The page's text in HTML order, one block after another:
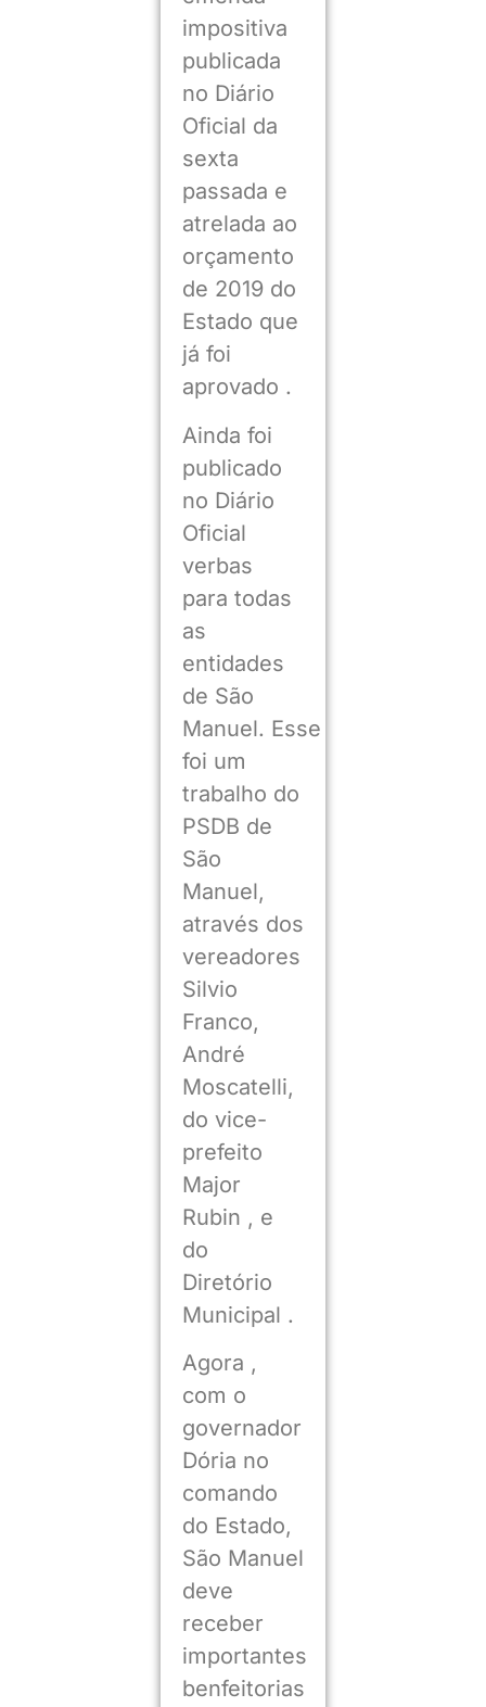
impositiva
publicada
no Diário
Oficial da
sexta
passada e
atrelada ao
orçamento
de 2019 do
Estado que
já foi
aprovado .
Ainda foi
publicado
no Diário
Oficial
verbas
para todas
as
entidades
de São
Manuel. Esse
foi um
trabalho do
PSDB de
São
Manuel,
através dos
vereadores
Silvio
Franco,
André
Moscatelli,
do vice-
prefeito
Major
Rubin , e
do
Diretório
Municipal .
Agora ,
com o
governador
Dória no
comando
do Estado,
São Manuel
deve
receber
importantes
benfeitorias